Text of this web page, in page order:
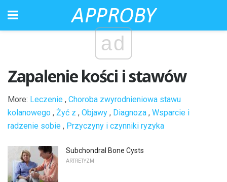
ad
Zapalenie kości i stawów
More: Leczenie , Choroba zwyrodnieniowa stawu
kolanowego , Żyć z , Objawy , Diagnoza , Wsparcie i
radzenie sobie , Przyczyny i czynniki ryzyka
Subchondral Bone Cysts
ARTRETYZM